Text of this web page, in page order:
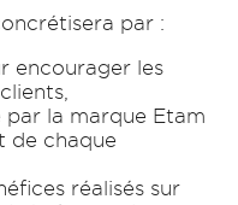
par :
encourager les
la marque Etam
de chaque
réalisés sur